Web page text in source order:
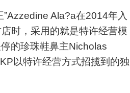
Ala?a在2014年入
时，采用的就是特许经营模
的珍珠鞋鼻主Nicholas
以特许经营方式招揽到的独